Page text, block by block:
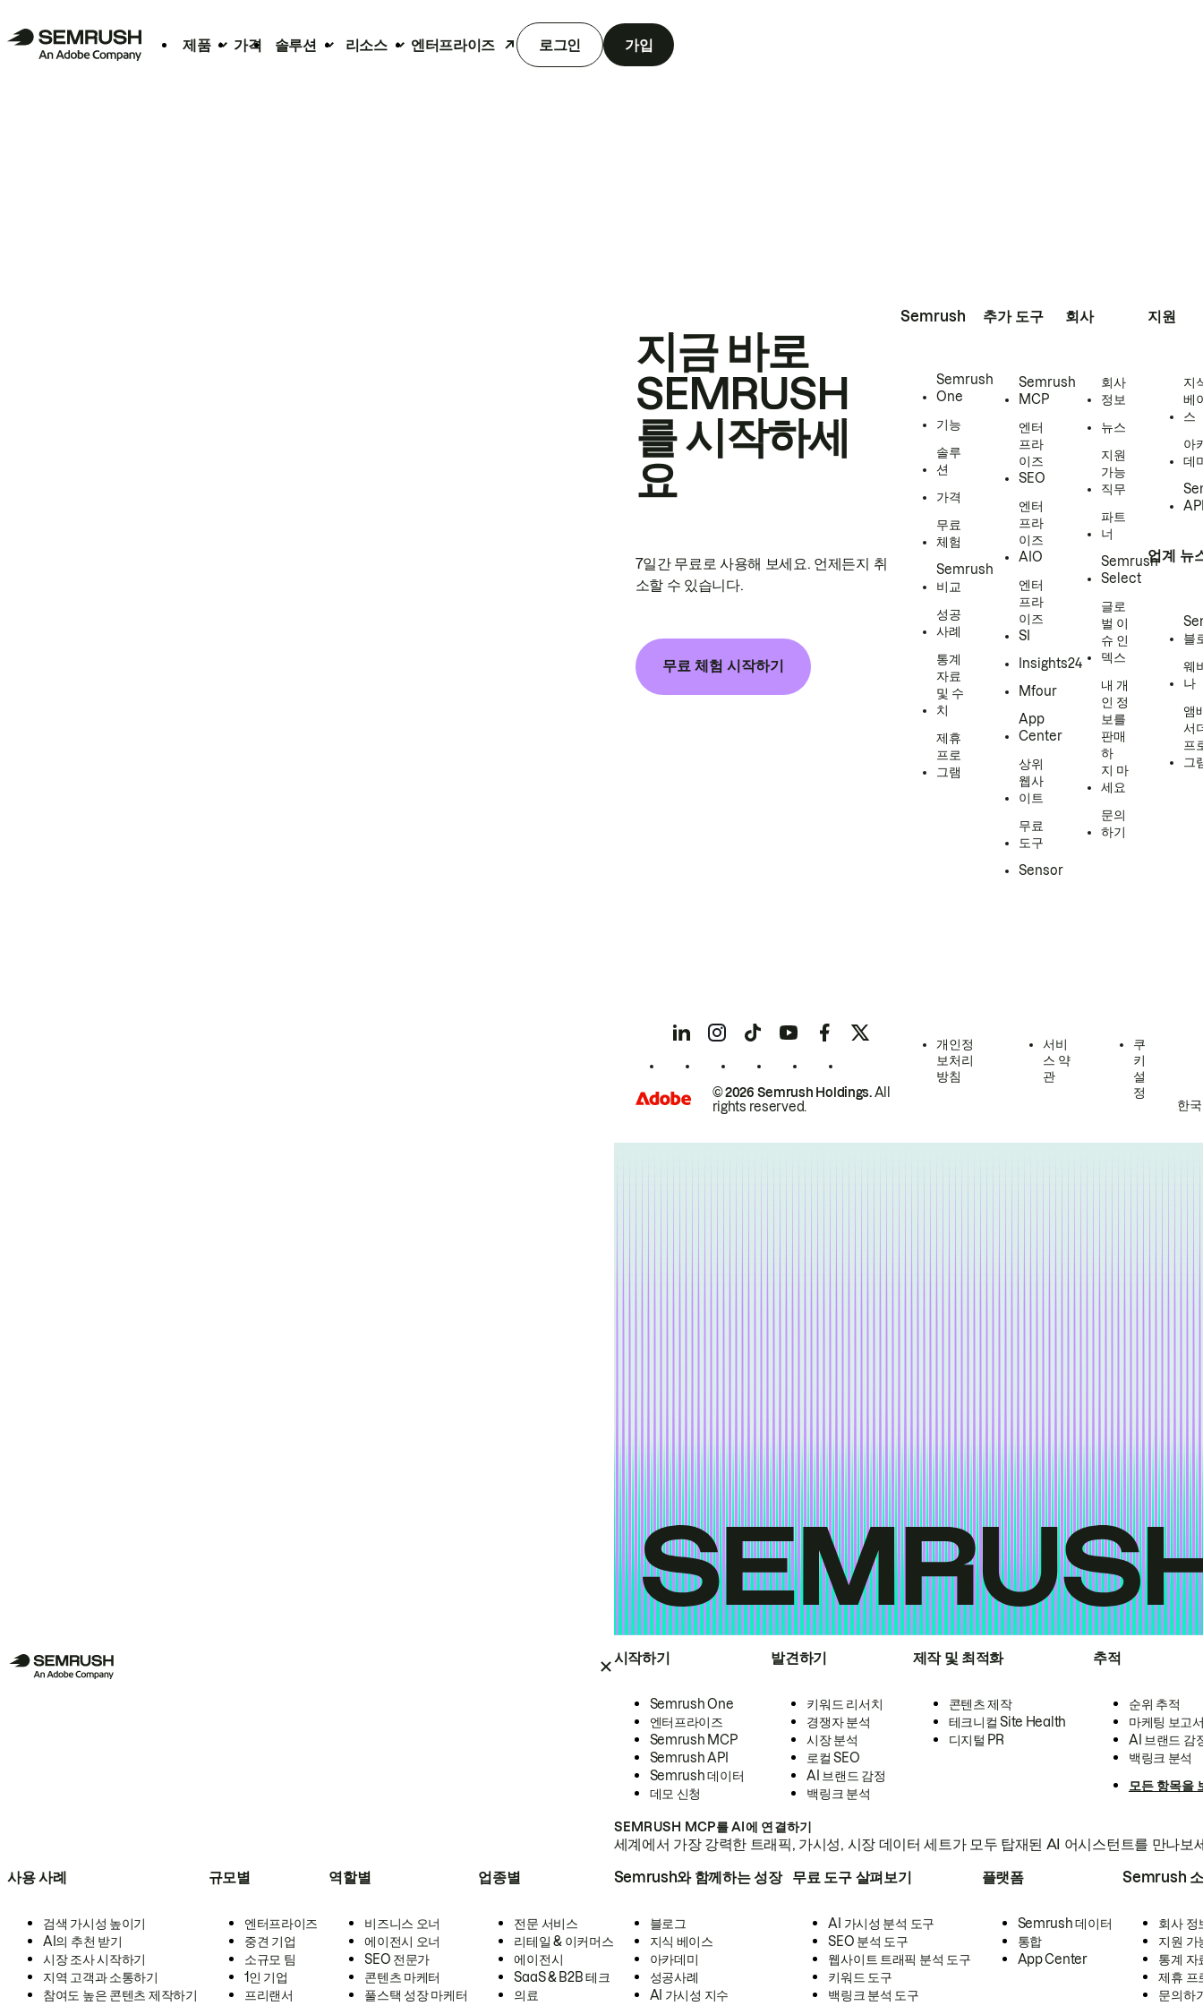
제품 가격 솔루션 리소스 엔터프라이즈 로그인 가입
시작하기
Semrush One
엔터프라이즈
Semrush MCP
Semrush API
Semrush 데이터
데모 신청
발견하기
키워드 리서치
경쟁자 분석
시장 분석
로컬 SEO
AI 브랜드 감정
백링크 분석
제작 및 최적화
콘텐츠 제작
테크니컬 Site Health
디지털 PR
추적
순위 추적
마케팅 보고
AI 브랜드 감
백링크 분석
모든 항목을
SEMRUSH MCP를 AI에 연결하기
세계에서 가장 강력한 트래픽, 가시성, 시장 데이터 세트가 모두 탑재된 AI 어시스턴트를 만나보
사용 사례
검색 가시성 높이기
AI의 추천 받기
시장 조사 시작하기
지역 고객과 소통하기
참여도 높은 콘텐츠 제작하기
규모별
엔터프라이즈
중견 기업
소규모 팀
1인 기업
프리랜서
역할별
비즈니스 오너
에이전시 오너
SEO 전문가
콘텐츠 마케터
풀스택 성장 마케터
업종별
전문 서비스
리테일 & 이커머스
에이전시
SaaS & B2B 테크
의료
Semrush와 함께하는 성장
블로그
지식 베이스
아카데미
성공사례
AI 가시성 지수
무료 도구 살펴보기
AI 가시성 분석 도구
SEO 분석 도구
웹사이트 트래픽 분석 도구
키워드 도구
백링크 분석 도구
플랫폼
Semrush 데이터
통합
App Center
Semrush
회사 정
지원 가
통계 자
제휴 프
문의하
지금 바로
SEMRUSH
를 시작하세
요
7일간 무료로 사용해 보세요. 언제든지 취
소할 수 있습니다.
무료 체험 시작하기
Semrush
Semrush
One
기능
솔루
션
가격
무료
체험
Semrush
비교
성공
사례
통계
자료
및 수
치
제휴
프로
그램
추가 도구
Semrush
MCP
엔터
프라
이즈
SEO
엔터
프라
이즈
AIO
엔터
프라
이즈
SI
Insights24
Mfour
App
Center
상위
웹사
이트
무료
도구
Sensor
회사
회사
정보
뉴스
지원
가능
직무
파트
너
Semrush
Select
글로
벌 이
슈 인
덱스
내 개
인 정
보를
판매
하
지 마
세요
문의
하기
지원
지
베
스
아
데
업계 뉴
블
웨
나
앰
서
프
그
© 2026 Semrush Holdings.All
rights reserved.
개인정
보처리
방침
서비
스 약
관
쿠
키
설
정
한